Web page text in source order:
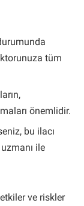
tüm
önemlidir.
bu ilacı
ile
ve riskler